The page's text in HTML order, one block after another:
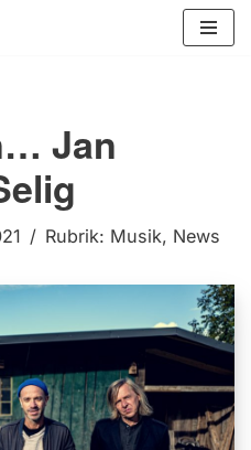
Jan
Rubrik: Musik, News